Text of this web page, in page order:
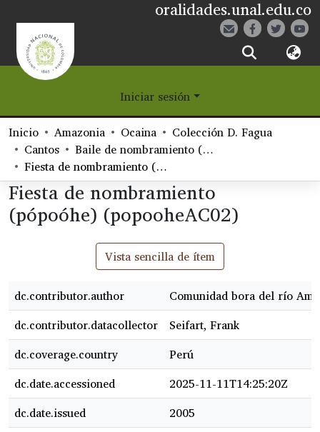
oralidades.unal.edu.co
¿Qué es Eetane?
Comunidades
Navegar
Estadísticas
Iniciar sesión
Inicio
Amazonia Ocaina
Colección D. Fagua
Cantos
Baile de nombramiento (Judsooha)
Fiesta de nombramiento (pópoóhe) (popooheAC02)
Fiesta de nombramiento
(pópoóhe) (popooheAC02)
Vista sencilla de ítem
dc.contributor.author
Comunidad bora del río
dc.contributor.datacollector
Seifart, Frank
dc.coverage.country
Perú
dc.date.accessioned
2025-11-11T14:25:20Z
dc.date.issued
2005